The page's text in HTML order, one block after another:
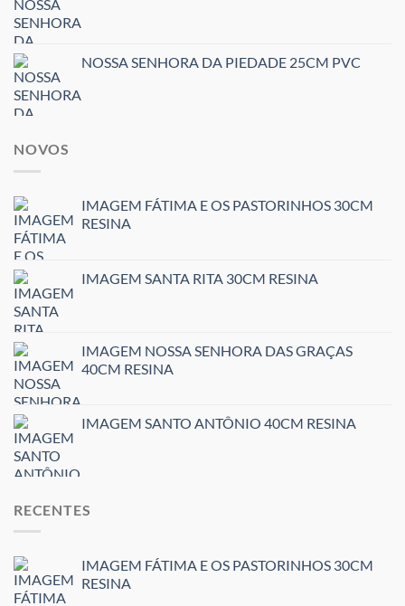
NOSSA SENHORA DA PIEDADE 25CM PVC
NOVOS
IMAGEM FÁTIMA E OS PASTORINHOS 30CM
RESINA
IMAGEM SANTA RITA 30CM RESINA
IMAGEM NOSSA SENHORA DAS GRAÇAS
40CM RESINA
IMAGEM SANTO ANTÔNIO 40CM RESINA
RECENTES
IMAGEM FÁTIMA E OS PASTORINHOS 30CM
RESINA